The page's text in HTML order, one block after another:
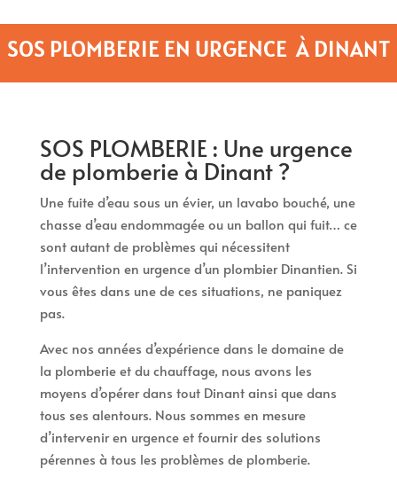
SOS PLOMBERIE EN URGENCE À DINANT
SOS PLOMBERIE : Une urgence
de plomberie à Dinant ?
Une fuite d’eau sous un évier, un lavabo bouché, une
chasse d’eau endommagée ou un ballon qui fuit… ce
sont autant de problèmes qui nécessitent
l’intervention en urgence d’un plombier Dinantien. Si
vous êtes dans une de ces situations, ne paniquez
pas.
Avec nos années d’expérience dans le domaine de
la plomberie et du chauffage, nous avons les
moyens d’opérer dans tout Dinant ainsi que dans
tous ses alentours. Nous sommes en mesure
d’intervenir en urgence et fournir des solutions
pérennes à tous les problèmes de plomberie.